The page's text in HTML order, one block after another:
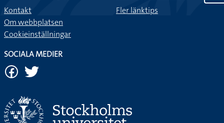
Kontakt
Om webbplatsen
Cookieinställningar
Fler länktips
SOCIALA MEDIER